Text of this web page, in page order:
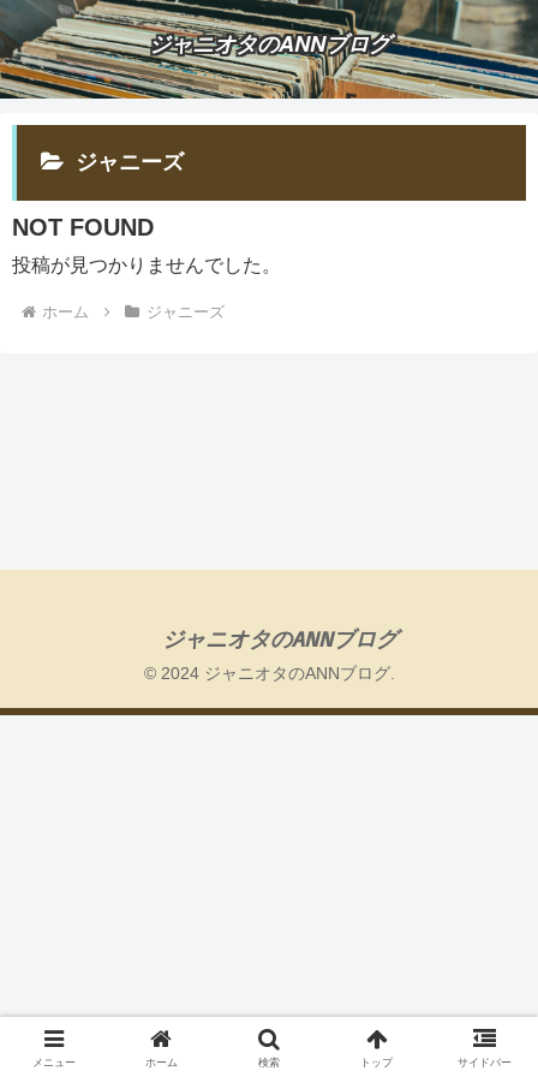
ジャニオタのANNブログ
ジャニーズ
NOT FOUND
投稿が見つかりませんでした。
ホーム ジャニーズ
ジャニオタのANNブログ
© 2024 ジャニオタのANNブログ.
メニュー ホーム 検索 トップ サイドバー